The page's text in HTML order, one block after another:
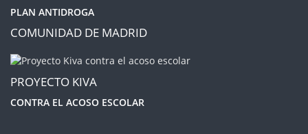
PLAN ANTIDROGA
COMUNIDAD DE MADRID
PROYECTO KIVA
CONTRA EL ACOSO ESCOLAR